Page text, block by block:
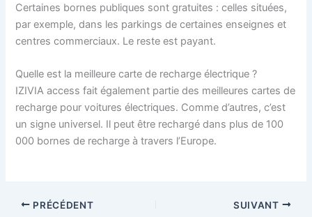
Certaines bornes publiques sont gratuites : celles situées,
par exemple, dans les parkings de certaines enseignes et
centres commerciaux. Le reste est payant.
Quelle est la meilleure carte de recharge électrique ?
IZIVIA access fait également partie des meilleures cartes de
recharge pour voitures électriques. Comme d’autres, c’est
un signe universel. Il peut être rechargé dans plus de 100
000 bornes de recharge à travers l’Europe.
PRÉCÉDENT SUIVANT